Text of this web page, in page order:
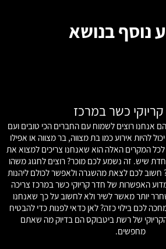
נוסף בנושא
כשר במרכז
אנחנו רוצים לשמוח עם החברים הכי טובים ועם
להיות אירוע כמו בת מצווה, בר מצווה או אפילו
המקרים האלה הוא שאנחנו צריכים למצוא את
שיש. זה נשמע לכם מוכר? רוצים לחגוג משהו
לכם לצאת מהשגרה ולאפשר לכולם ליהנות
האפשרות של חדר קריוקי כשר במרכז צריכה
יותר מאשר לשיר ולא לחשוב על כך שאנחנו
לכם בילוי כזה? לאן כדאי לפנות כדי להבטיח
של רשת ביטבוקס הם בדיוק מה שאתם
מחפשים.